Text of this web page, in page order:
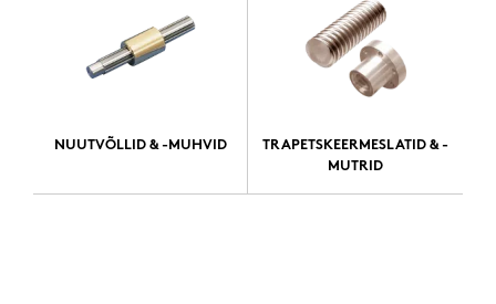
NUUTVÕLLID & -MUHVID
TRAPETSKEERMESLATID & -
MUTRID